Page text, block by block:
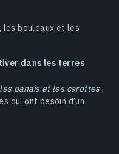
les bouleaux et les
dans les terres
les panais et les carottes;
qui ont besoin d’un